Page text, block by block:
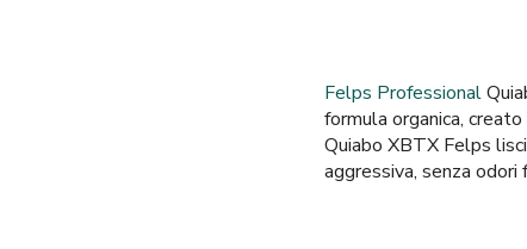
Felps Professional
formula organica,
Quiabo XBTX Felps
aggressiva, senza